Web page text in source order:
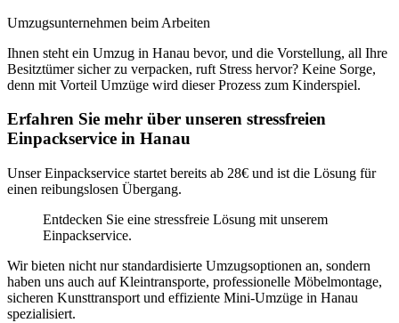
Umzugsunternehmen beim Arbeiten
Ihnen steht ein Umzug in Hanau bevor, und die Vorstellung, all Ihre
Besitztümer sicher zu verpacken, ruft Stress hervor? Keine Sorge,
denn mit Vorteil Umzüge wird dieser Prozess zum Kinderspiel.
Erfahren Sie mehr über unseren stressfreien
Einpackservice in Hanau
Unser Einpackservice startet bereits ab 28€ und ist die Lösung für
einen reibungslosen Übergang.
Entdecken Sie eine stressfreie Lösung mit unserem
Einpackservice.
Wir bieten nicht nur standardisierte Umzugsoptionen an, sondern
haben uns auch auf Kleintransporte, professionelle Möbelmontage,
sicheren Kunsttransport und effiziente Mini-Umzüge in Hanau
spezialisiert.